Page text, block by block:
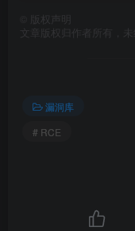
版权声明
文章版权归作者所有，
漏洞库
# RCE